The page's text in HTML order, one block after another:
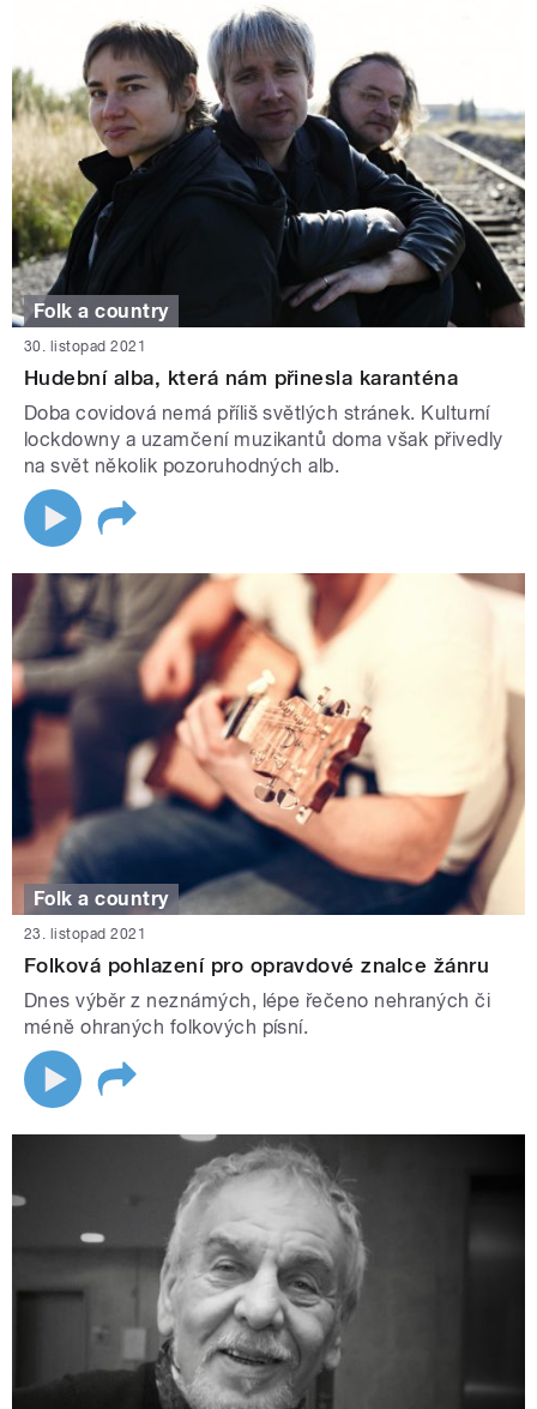
Folk a country
30. listopad 2021
Hudební alba, která nám přinesla karanténa
Doba covidová nemá příliš světlých stránek. Kulturní
lockdowny a uzamčení muzikantů doma však přivedly
na svět několik pozoruhodných alb.
Folk a country
23. listopad 2021
Folková pohlazení pro opravdové znalce žánru
Dnes výběr z neznámých, lépe řečeno nehraných či
méně ohraných folkových písní.